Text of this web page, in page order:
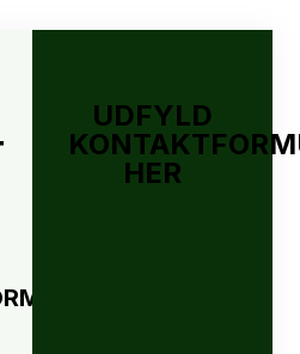
UDFYLD
HER